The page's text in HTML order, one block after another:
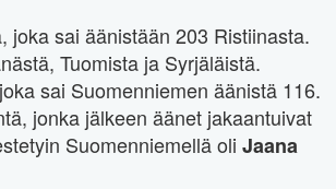
joka sai äänistään 203 Ristiinasta.
Tuomista ja Syrjäläistä.
sai Suomenniemen äänistä 116.
jonka jälkeen äänet jakaantuivat
Suomenniemellä oli Jaana